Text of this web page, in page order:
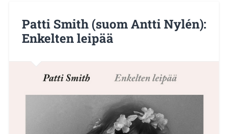
Patti Smith (suom Antti Nylén):
Enkelten leipää